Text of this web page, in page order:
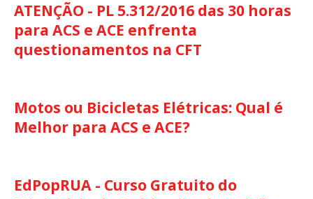
ATENÇÃO - PL 5.312/2016 das 30 horas
para ACS e ACE enfrenta
questionamentos na CFT
Motos ou Bicicletas Elétricas: Qual é
Melhor para ACS e ACE?
EdPopRUA - Curso Gratuito do